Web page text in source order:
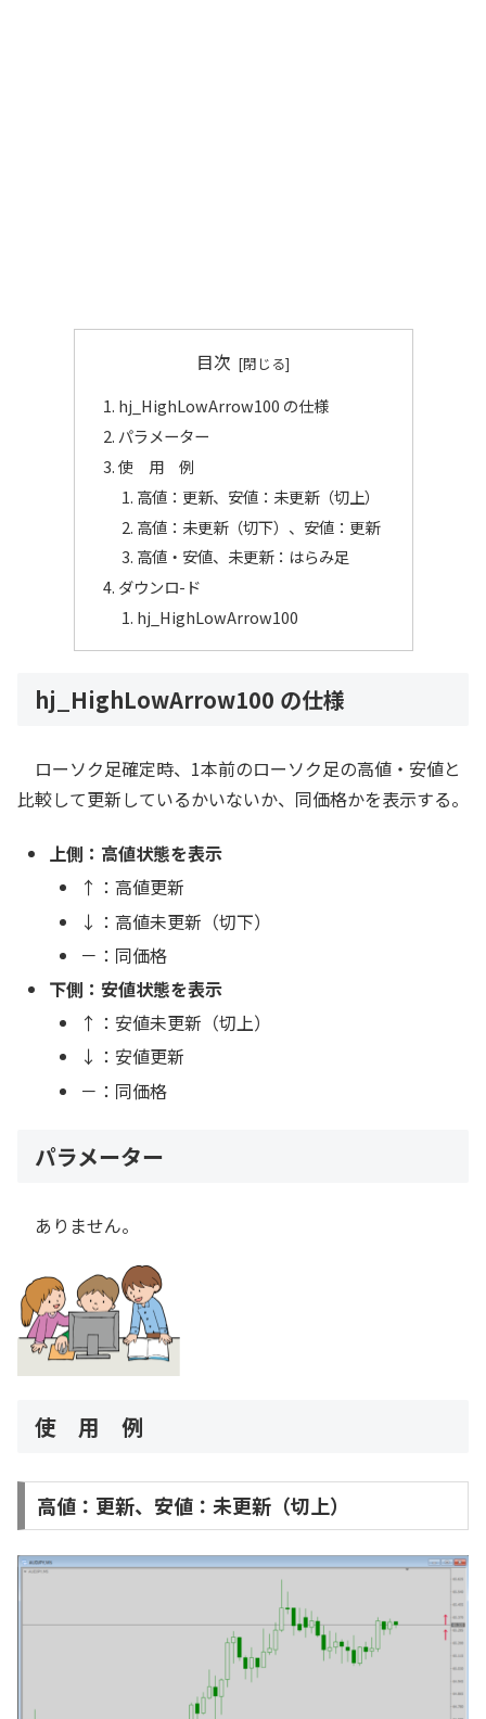
目次
hj_HighLowArrow100 の仕様
パラメーター
使 用 例
高値：更新、安値：未更新（切上）
高値：未更新（切下）、安値：更新
高値・安値、未更新：はらみ足
ダウンロ-ド
hj_HighLowArrow100
hj_HighLowArrow100 の仕様
ローソク足確定時、1本前のローソク足の高値・安値と
比較して更新しているかいないか、同価格かを表示する。
上側：高値状態を表示
↑：高値更新
↓：高値未更新（切下）
－：同価格
下側：安値状態を表示
↑：安値未更新（切上）
↓：安値更新
－：同価格
パラメーター
ありません。
使 用 例
高値：更新、安値：未更新（切上）